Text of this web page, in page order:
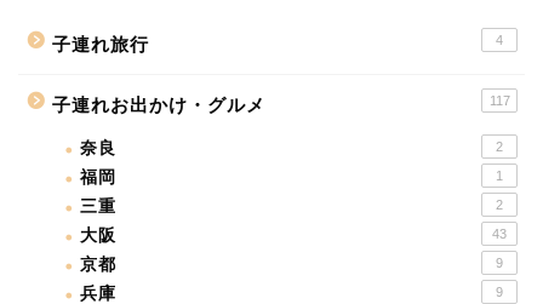
子連れ旅行 4
子連れお出かけ・グルメ 117
奈良 2
福岡 1
三重 2
大阪 43
京都 9
兵庫 9